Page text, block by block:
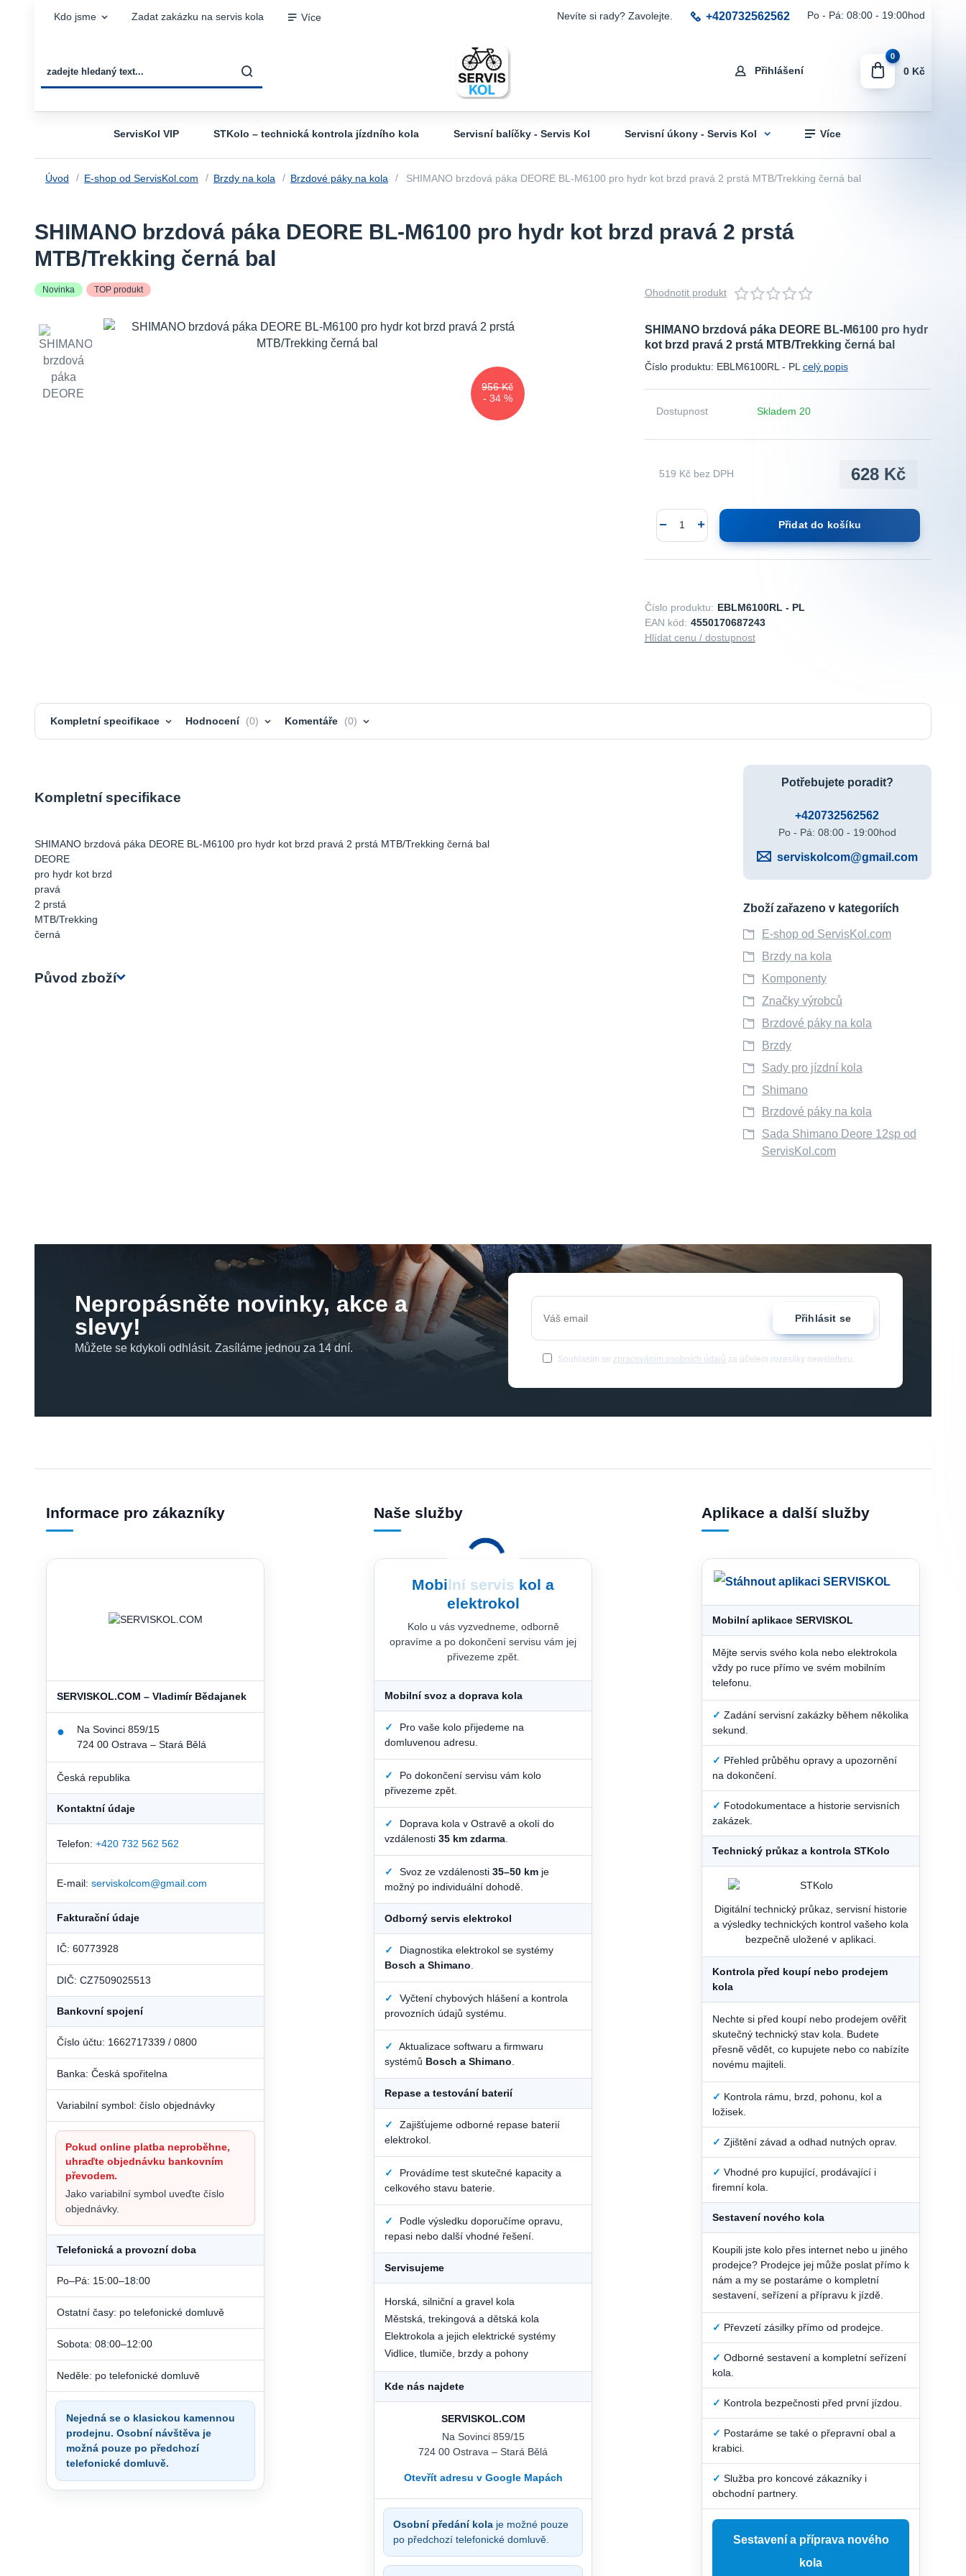
Kdo jsme Zadat zakázku na servis kola Více
Přihlášení
Nevíte si rady? Zavolejte. +420732562562 Po - Pá: 08:00 - 19:00hod
0
0 Kč
ServisKol VIP STKolo – technická kontrola jízdního kola Servisní balíčky - Servis Kol Servisní úkony - Servis Kol Více
Úvod E-shop od ServisKol.com Brzdy na kola Brzdové páky na kola SHIMANO brzdová páka DEORE BL-M6100 pro hydr kot brzd pravá 2 prstá MTB/Trekking černá bal
SHIMANO brzdová páka DEORE BL-M6100 pro hydr kot brzd pravá 2 prstá
MTB/Trekking černá bal
Novinka TOP produkt
956 Kč
- 34 %
Ohodnotit produkt
SHIMANO brzdová páka DEORE BL-M6100 pro hydr
kot brzd pravá 2 prstá MTB/Trekking černá bal
Číslo produktu: EBLM6100RL - PL celý popis
Dostupnost Skladem 20
628 Kč
519 Kč bez DPH
Přidat do košíku
Číslo produktu: EBLM6100RL - PL
EAN kód: 4550170687243
Hlídat cenu / dostupnost
Kompletní specifikace Hodnocení 0 Komentáře 0
Kompletní specifikace
SHIMANO brzdová páka DEORE BL-M6100 pro hydr kot brzd pravá 2 prstá MTB/Trekking černá bal
DEORE
pro hydr kot brzd
pravá
2 prstá
MTB/Trekking
černá
Původ zboží
Potřebujete poradit?
+420732562562
Po - Pá: 08:00 - 19:00hod
serviskolcom@gmail.com
Zboží zařazeno v kategoriích
E-shop od ServisKol.com
Brzdy na kola
Komponenty
Značky výrobců
Brzdové páky na kola
Brzdy
Sady pro jízdní kola
Shimano
Brzdové páky na kola
Sada Shimano Deore 12sp od
ServisKol.com
Nepropásněte novinky, akce a
slevy!
Můžete se kdykoli odhlásit. Zasíláme jednou za 14 dní.
Přihlásit se
Souhlasím se zpracováním osobních údajů za účelem rozesílky newsletteru.
Informace pro zákazníky
SERVISKOL.COM – Vladimír Bědajanek
●
Na Sovinci 859/15
724 00 Ostrava – Stará Bělá
Česká republika
Kontaktní údaje
Telefon: +420 732 562 562
E-mail: serviskolcom@gmail.com
Fakturační údaje
IČ: 60773928
DIČ: CZ7509025513
Bankovní spojení
Číslo účtu: 1662717339 / 0800
Banka: Česká spořitelna
Variabilní symbol: číslo objednávky
Pokud online platba neproběhne,
uhraďte objednávku bankovním
převodem.
Jako variabilní symbol uveďte číslo
objednávky.
Telefonická a provozní doba
Po–Pá: 15:00–18:00
Ostatní časy: po telefonické domluvě
Sobota: 08:00–12:00
Neděle: po telefonické domluvě
Nejedná se o klasickou kamennou
prodejnu. Osobní návštěva je
možná pouze po předchozí
telefonické domluvě.
Naše služby
Mobilní servis kol a
elektrokol
Kolo u vás vyzvedneme, odborně
opravíme a po dokončení servisu vám jej
přivezeme zpět.
Mobilní svoz a doprava kola
✓
Pro vaše kolo přijedeme na
domluvenou adresu.
✓
Po dokončení servisu vám kolo
přivezeme zpět.
✓
Doprava kola v Ostravě a okolí do
vzdálenosti 35 km zdarma.
✓ Svoz ze vzdálenosti 35–50 km je
možný po individuální dohodě.
Odborný servis elektrokol
✓
Diagnostika elektrokol se systémy
Bosch a Shimano.
✓
Vyčtení chybových hlášení a kontrola
provozních údajů systému.
✓
Aktualizace softwaru a firmwaru
systémů Bosch a Shimano.
Repase a testování baterií
✓
Zajišťujeme odborné repase baterií
elektrokol.
✓
Provádíme test skutečné kapacity a
celkového stavu baterie.
✓
Podle výsledku doporučíme opravu,
repasi nebo další vhodné řešení.
Servisujeme
Horská, silniční a gravel kola
Městská, trekingová a dětská kola
Elektrokola a jejich elektrické systémy
Vidlice, tlumiče, brzdy a pohony
Kde nás najdete
SERVISKOL.COM
Na Sovinci 859/15
724 00 Ostrava – Stará Bělá
Otevřít adresu v Google Mapách
Osobní předání kola je možné pouze
po předchozí telefonické domluvě.
Aplikace a další služby
Mobilní aplikace SERVISKOL
Mějte servis svého kola nebo elektrokola
vždy po ruce přímo ve svém mobilním
telefonu.
✓ Zadání servisní zakázky během několika
sekund.
✓ Přehled průběhu opravy a upozornění
na dokončení.
✓ Fotodokumentace a historie servisních
zakázek.
Technický průkaz a kontrola STKolo
Digitální technický průkaz, servisní historie
a výsledky technických kontrol vašeho kola
bezpečně uložené v aplikaci.
Kontrola před koupí nebo prodejem
kola
Nechte si před koupí nebo prodejem ověřit
skutečný technický stav kola. Budete
přesně vědět, co kupujete nebo co nabízíte
novému majiteli.
✓ Kontrola rámu, brzd, pohonu, kol a
ložisek.
✓ Zjištění závad a odhad nutných oprav.
✓ Vhodné pro kupující, prodávající i
firemní kola.
Sestavení nového kola
Koupili jste kolo přes internet nebo u jiného
prodejce? Prodejce jej může poslat přímo k
nám a my se postaráme o kompletní
sestavení, seřízení a přípravu k jízdě.
✓ Převzetí zásilky přímo od prodejce.
✓ Odborné sestavení a kompletní seřízení
kola.
✓ Kontrola bezpečnosti před první jízdou.
✓ Postaráme se také o přepravní obal a
krabici.
✓ Služba pro koncové zákazníky i
obchodní partnery.
Sestavení a příprava nového
kola